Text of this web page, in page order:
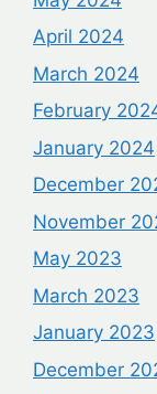
April 2024
March 2024
February
January 2024
December
November
May 2023
March 2023
January 2023
December